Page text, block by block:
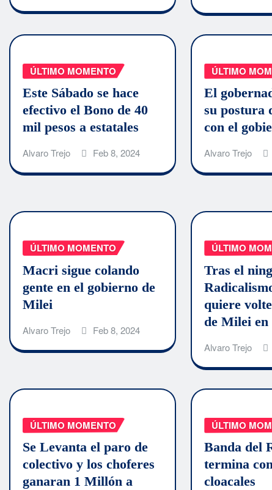
ÚLTIMO MOMENTO
Este Sábado se hace
efectivo el Bono de 40
mil pesos a estatales
Alvaro Trejo Feb 8, 2024
ÚLTIMO
El
su postura
con el
Alvaro Trejo
ÚLTIMO MOMENTO
Macri sigue colando
gente en el gobierno de
Milei
Alvaro Trejo Feb 8, 2024
ÚLTIMO
Tras el
quiere
de Milei en
Alvaro Trejo
ÚLTIMO MOMENTO
Se Levanta el paro de
colectivo y los choferes
ganaran 1 Millón a
ÚLTIMO
Banda del
termina
cloacales